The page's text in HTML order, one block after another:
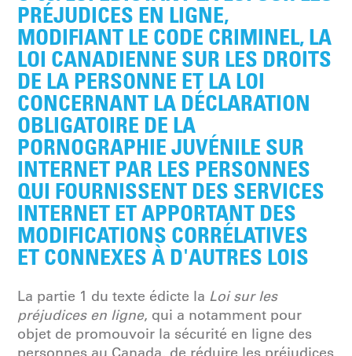
PRÉJUDICES EN LIGNE,
MODIFIANT LE CODE CRIMINEL, LA
LOI CANADIENNE SUR LES DROITS
DE LA PERSONNE ET LA LOI
CONCERNANT LA DÉCLARATION
OBLIGATOIRE DE LA
PORNOGRAPHIE JUVÉNILE SUR
INTERNET PAR LES PERSONNES
QUI FOURNISSENT DES SERVICES
INTERNET ET APPORTANT DES
MODIFICATIONS CORRÉLATIVES
ET CONNEXES À D'AUTRES LOIS
La partie 1 du texte édicte la Loi sur les
préjudices en ligne, qui a notamment pour
objet de promouvoir la sécurité en ligne des